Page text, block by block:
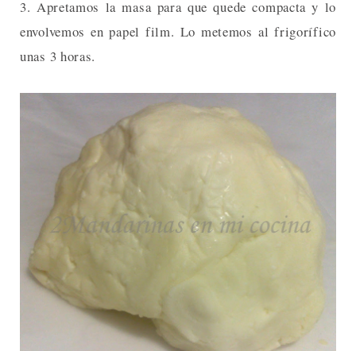
3. Apretamos la masa para que quede compacta y lo
envolvemos en papel film. Lo metemos al frigorífico
unas 3 horas.